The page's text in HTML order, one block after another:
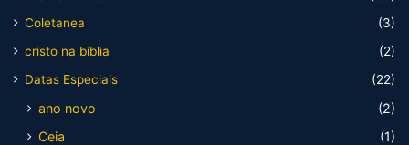
Coletanea
(3)
cristo na bíblia
(2)
Datas Especiais
(22)
ano novo
(2)
Ceia
(1)